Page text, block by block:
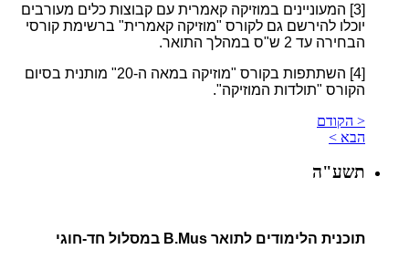
[3]
המעוניינים במוזיקה קאמרית עם קבוצות כלים מעורבים
יוכלו להירשם גם לקורס "מוזיקה קאמרית" ברשימת קורסי
הבחירה עד 2 ש"ס במהלך התואר.
[4]
השתתפות בקורס "מוזיקה במאה ה-20" מותנית בסיום
הקורס "תולדות המוזיקה".
< הקודם
הבא >
תשע"ה
תוכנית הלימודים לתואר B.Mus במסלול חד-חוגי